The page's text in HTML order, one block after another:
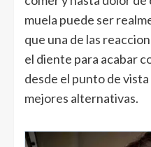
muela puede ser
que una de las
el diente para acabar
desde el punto de
mejores alternativas.